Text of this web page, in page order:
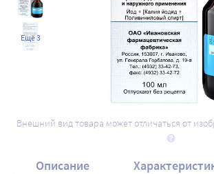
Ещё 3
Внешний вид товара может отличаться от
Описание